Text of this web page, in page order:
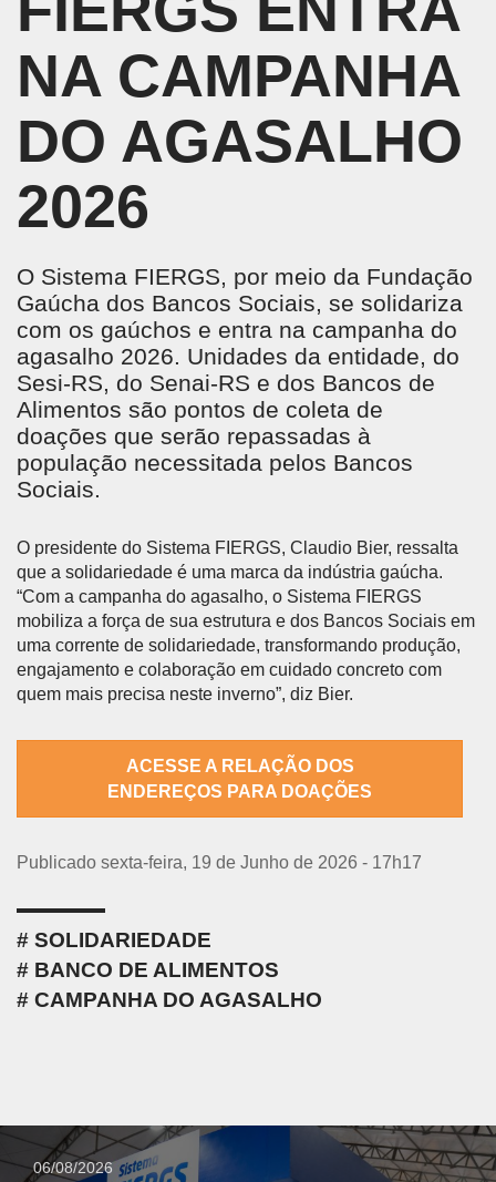
NA CAMPANHA
DO AGASALHO
2026
O Sistema FIERGS, por meio da Fundação
Gaúcha dos Bancos Sociais, se solidariza
com os gaúchos e entra na campanha do
agasalho 2026. Unidades da entidade, do
Sesi-RS, do Senai-RS e dos Bancos de
Alimentos são pontos de coleta de
doações que serão repassadas à
população necessitada pelos Bancos
Sociais.
O presidente do Sistema FIERGS, Claudio Bier, ressalta
que a solidariedade é uma marca da indústria gaúcha.
“Com a campanha do agasalho, o Sistema FIERGS
mobiliza a força de sua estrutura e dos Bancos Sociais em
uma corrente de solidariedade, transformando produção,
engajamento e colaboração em cuidado concreto com
quem mais precisa neste inverno”, diz Bier.
ACESSE A RELAÇÃO DOS
ENDEREÇOS PARA DOAÇÕES
Publicado sexta-feira, 19 de Junho de 2026 - 17h17
SOLIDARIEDADE
BANCO DE ALIMENTOS
CAMPANHA DO AGASALHO
06/08/2026